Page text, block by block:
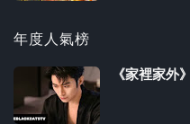
年度人氣榜
《家裡家外